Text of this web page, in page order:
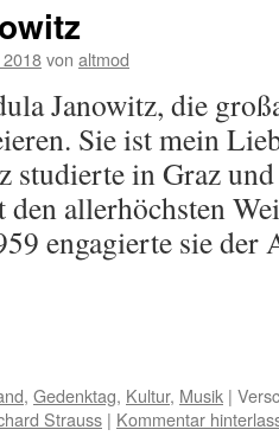
von altmod
Janowitz, die
Sie ist mein
studierte in Graz
allerhöchsten
engagierte sie
, Gedenktag, Kultur, Musik |
Strauss | Kommentar